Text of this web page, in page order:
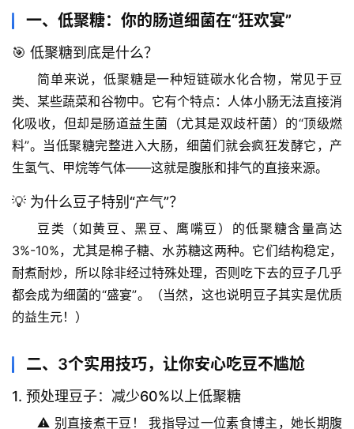
一、低聚糖：你的肠道细菌在“狂欢宴”
🎯 低聚糖到底是什么？
简单来说，低聚糖是一种短链碳水化合物，常见于豆
类、某些蔬菜和谷物中。它有个特点： 人体小肠无法直接消
化吸收，但却是肠道益生菌（尤其是双歧杆菌）的“顶级燃
料”。当低聚糖完整进入大肠，细菌们就会疯狂发酵它，产
生氢气、甲烷等气体——这就是腹胀和排气的直接来源。
💡 为什么豆子特别“产气”？
豆类（如黄豆、黑豆、鹰嘴豆）的低聚糖含量高达
3%-10%，尤其是棉子糖、水苏糖这两种。它们结构稳定，
耐煮耐炒，所以除非经过特殊处理，否则吃下去的豆子几乎
都会成为细菌的“盛宴”。（当然，这也说明豆子其实是优质
的益生元！）
二、3个实用技巧，让你安心吃豆不尴尬
1. 预处理豆子：减少60%以上低聚糖
⚠️ 别直接煮干豆！
我指导过一位素食博主，她长期腹